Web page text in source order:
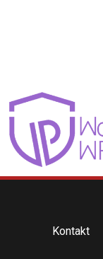
Kontakt